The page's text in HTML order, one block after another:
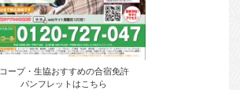
コープ・生協おすすめの合宿免許
パンフレットはこちら